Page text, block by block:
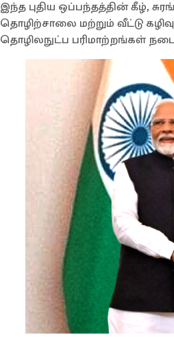
இந்த புதிய ஒப்பந்தத்தின் கீழ்,
தொழிற்சாலை மற்றும் வீட்டு
தொழிலநுட்ப பரிமாற்றங்கள்